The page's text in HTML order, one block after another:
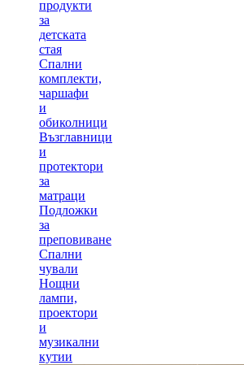
продукти
за
детската
стая
Спални
комплекти,
чаршафи
и
обиколници
Възглавници
и
протектори
за
матраци
Подложки
за
преповиване
Спални
чували
Нощни
лампи,
проектори
и
музикални
кутии